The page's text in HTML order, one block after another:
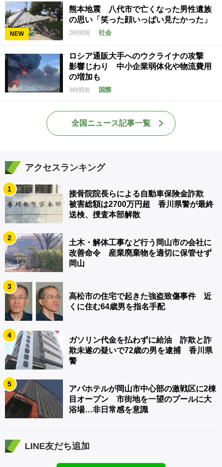
NEW
熊本地震 八代市で亡くなった男性遺族
の思い「笑った顔いっぱい見たかった」
2時間前 社会
ロシア通販大手へのウクライナの攻撃
影響じわり 中小企業弱体化や物流費用
の増加も
3時間前 国際
全国ニュース記事一覧
アクセスランキング
1
接骨院院長らによる自動車保険金詐欺
被害総額は2700万円超 香川県警が最終
送検、捜査本部解散
2
土木・解体工事など行う岡山市の会社に
改善命令 産業廃棄物を適切に保管せず
岡山
3
高松市の住宅で起きた強盗致傷事件 近
くに住む64歳男を指名手配
4
ガソリン代金を払わずに給油 詐欺と詐
欺未遂の疑いで72歳の男を逮捕 香川県
警
5
アパホテルが岡山市中心部の激戦区に2棟
目オープン 市街地を一望のプールに大
浴場…非日常感を意識
LINE友だち追加